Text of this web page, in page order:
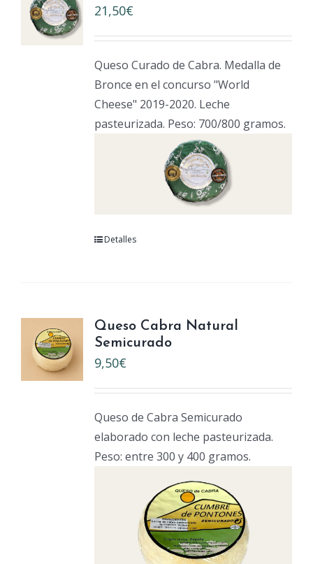
21,50€
Queso Curado de Cabra. Medalla de
Bronce en el concurso "World
Cheese" 2019-2020. Leche
pasteurizada. Peso: 700/800 gramos.
Detalles
Queso Cabra Natural
Semicurado
9,50€
Queso de Cabra Semicurado
elaborado con leche pasteurizada.
Peso: entre 300 y 400 gramos.